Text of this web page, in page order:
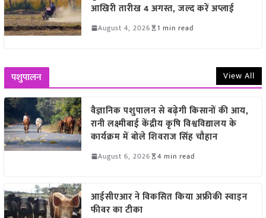
आखिरी तारीख 4 अगस्त, जल्द करें अप्लाई
August 4, 2026 1 min read
पशुपालन View All
वैज्ञानिक पशुपालन से बढ़ेगी किसानों की आय,
रानी लक्ष्मीबाई केंद्रीय कृषि विश्वविद्यालय के
कार्यक्रम में बोले शिवराज सिंह चौहान
August 6, 2026 4 min read
आईसीएआर ने विकसित किया अफ्रीकी स्वाइन
फीवर का टीका